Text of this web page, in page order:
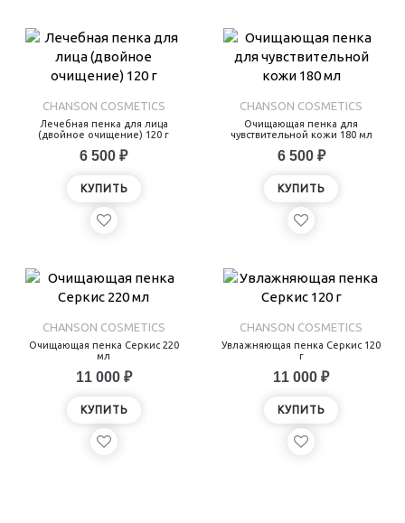
CHANSON COSMETICS
Лечебная пенка для лица
(двойное очищение) 120 г
6 500 ₽
КУПИТЬ
CHANSON COSMETICS
Очищающая пенка для
чувствительной кожи 180 мл
6 500 ₽
КУПИТЬ
CHANSON COSMETICS
Очищающая пенка Серкис 220
мл
11 000 ₽
КУПИТЬ
CHANSON COSMETICS
Увлажняющая пенка Серкис 120
г
11 000 ₽
КУПИТЬ